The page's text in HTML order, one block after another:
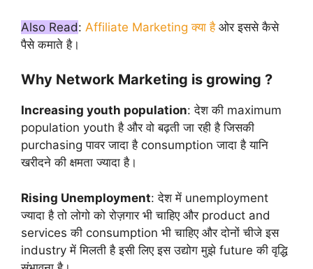
Also Read: Affiliate Marketing क्या हैओर इससे कैसे
पैसे कमाते है।
Why Network Marketing is growing ?
Increasing youth population: देश की maximum
population youth है और वो बढ़ती जा रही है जिसकी
purchasing पावर जादा है consumption जादा है यानि
खरीदने की क्षमता ज्यादा है।
Rising Unemployment: देश में unemployment
ज्यादा है तो लोगो को रोज़गार भी चाहिए और product and
services की consumption भी चाहिए और दोनों चीजे इस
industry में मिलती है इसी लिए इस उद्योग मुझे future की वृद्धि